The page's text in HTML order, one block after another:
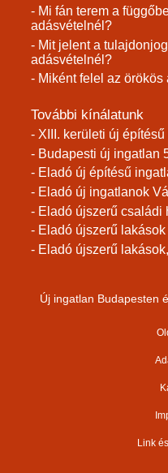
- Mi fán terem a
adásvételnél?
- Mit jelent a
adásvételnél?
- Miként felel az
További kínálatunk
- XIII. kerületi új
- Budapesti új ingatlan
- Eladó új építésű
- Eladó új ingatlanok
- Eladó újszerű családi
- Eladó újszerű lakások
- Eladó újszerű
Új ingatlan Budapesten
Link